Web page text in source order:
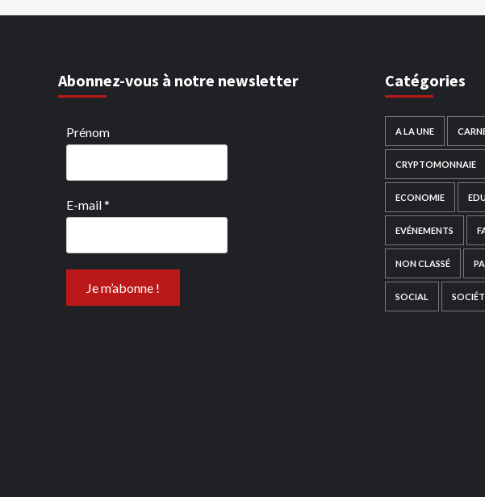
Abonnez-vous à notre newsletter
Prénom
E-mail*
Catégories
A LA UNE
CRYPTOMONNAIE
ECONOMIE
EVÉNEMENTS
NON CLASSÉ
SOCIAL